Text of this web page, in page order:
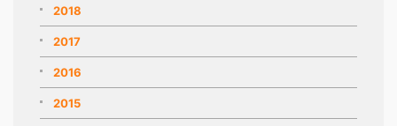
2018
2017
2016
2015